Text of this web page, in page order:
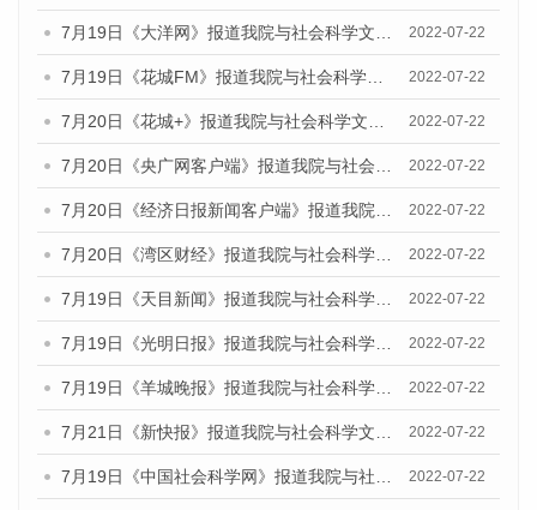
7月19日《大洋网》报道我院与社会科学文献出版社联合发布《广州蓝皮书：广州城乡融合发展报告(2022)》的媒体文章 2022-07-22
7月19日《花城FM》报道我院与社会科学文献出版社联合发布《广州蓝皮书：广州城乡融合发展报告(2022)》的媒体文章 2022-07-22
7月20日《花城+》报道我院与社会科学文献出版社联合发布《广州蓝皮书：广州城乡融合发展报告(2022)》的媒体文章 2022-07-22
7月20日《央广网客户端》报道我院与社会科学文献出版社联合发布《广州蓝皮书：广州城乡融合发展报告(2022)》的媒体文章 2022-07-22
7月20日《经济日报新闻客户端》报道我院与社会科学文献出版社联合发布《广州蓝皮书：广州城乡融合发展报告(2022)》的媒体文章 2022-07-22
7月20日《湾区财经》报道我院与社会科学文献出版社联合发布《广州蓝皮书：广州城乡融合发展报告(2022)》的媒体文章 2022-07-22
7月19日《天目新闻》报道我院与社会科学文献出版社联合发布《广州蓝皮书：广州城乡融合发展报告(2022)》的媒体文章 2022-07-22
7月19日《光明日报》报道我院与社会科学文献出版社联合发布《广州蓝皮书：广州城乡融合发展报告(2022)》的媒体文章 2022-07-22
7月19日《羊城晚报》报道我院与社会科学文献出版社联合发布《广州蓝皮书：广州城乡融合发展报告(2022)》的媒体文章 2022-07-22
7月21日《新快报》报道我院与社会科学文献出版社联合发布《广州蓝皮书：广州城乡融合发展报告(2022)》的媒体文章 2022-07-22
7月19日《中国社会科学网》报道我院与社会科学文献出版社联合发布《广州蓝皮书：广州城乡融合发展报告(2022)》的媒体文章 2022-07-22